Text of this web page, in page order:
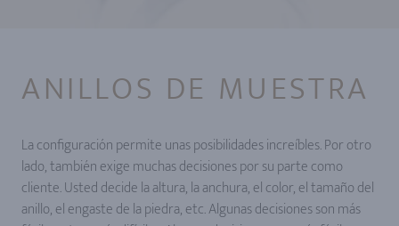
ANILLOS DE MUESTRA
La configuración permite unas posibilidades increíbles. Por otro
lado, también exige muchas decisiones por su parte como
cliente. Usted decide la altura, la anchura, el color, el tamaño del
anillo, el engaste de la piedra, etc. Algunas decisiones son más